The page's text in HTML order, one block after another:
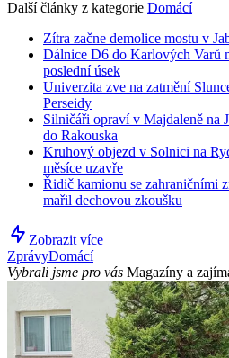
Další články z kategorie Domácí
Zítra začne demolice mostu v
Dálnice D6 do Karlových Varů
poslední úsek
Univerzita zve na zatmění
Perseidy
Silničáři opraví v Majdaleně na
do Rakouska
Kruhový objezd v Solnici na
měsíce uzavře
Řidič kamionu se zahraničními
mařil dechovou zkoušku
Zobrazit více
ZprávyDomácí
Vybrali jsme pro vás Magazíny a